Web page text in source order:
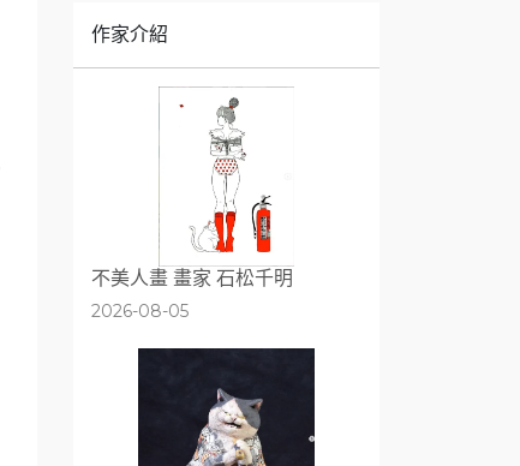
作家介紹
不美人畫 畫家 石松千明
2026-08-05